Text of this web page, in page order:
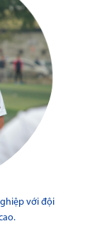
với đội